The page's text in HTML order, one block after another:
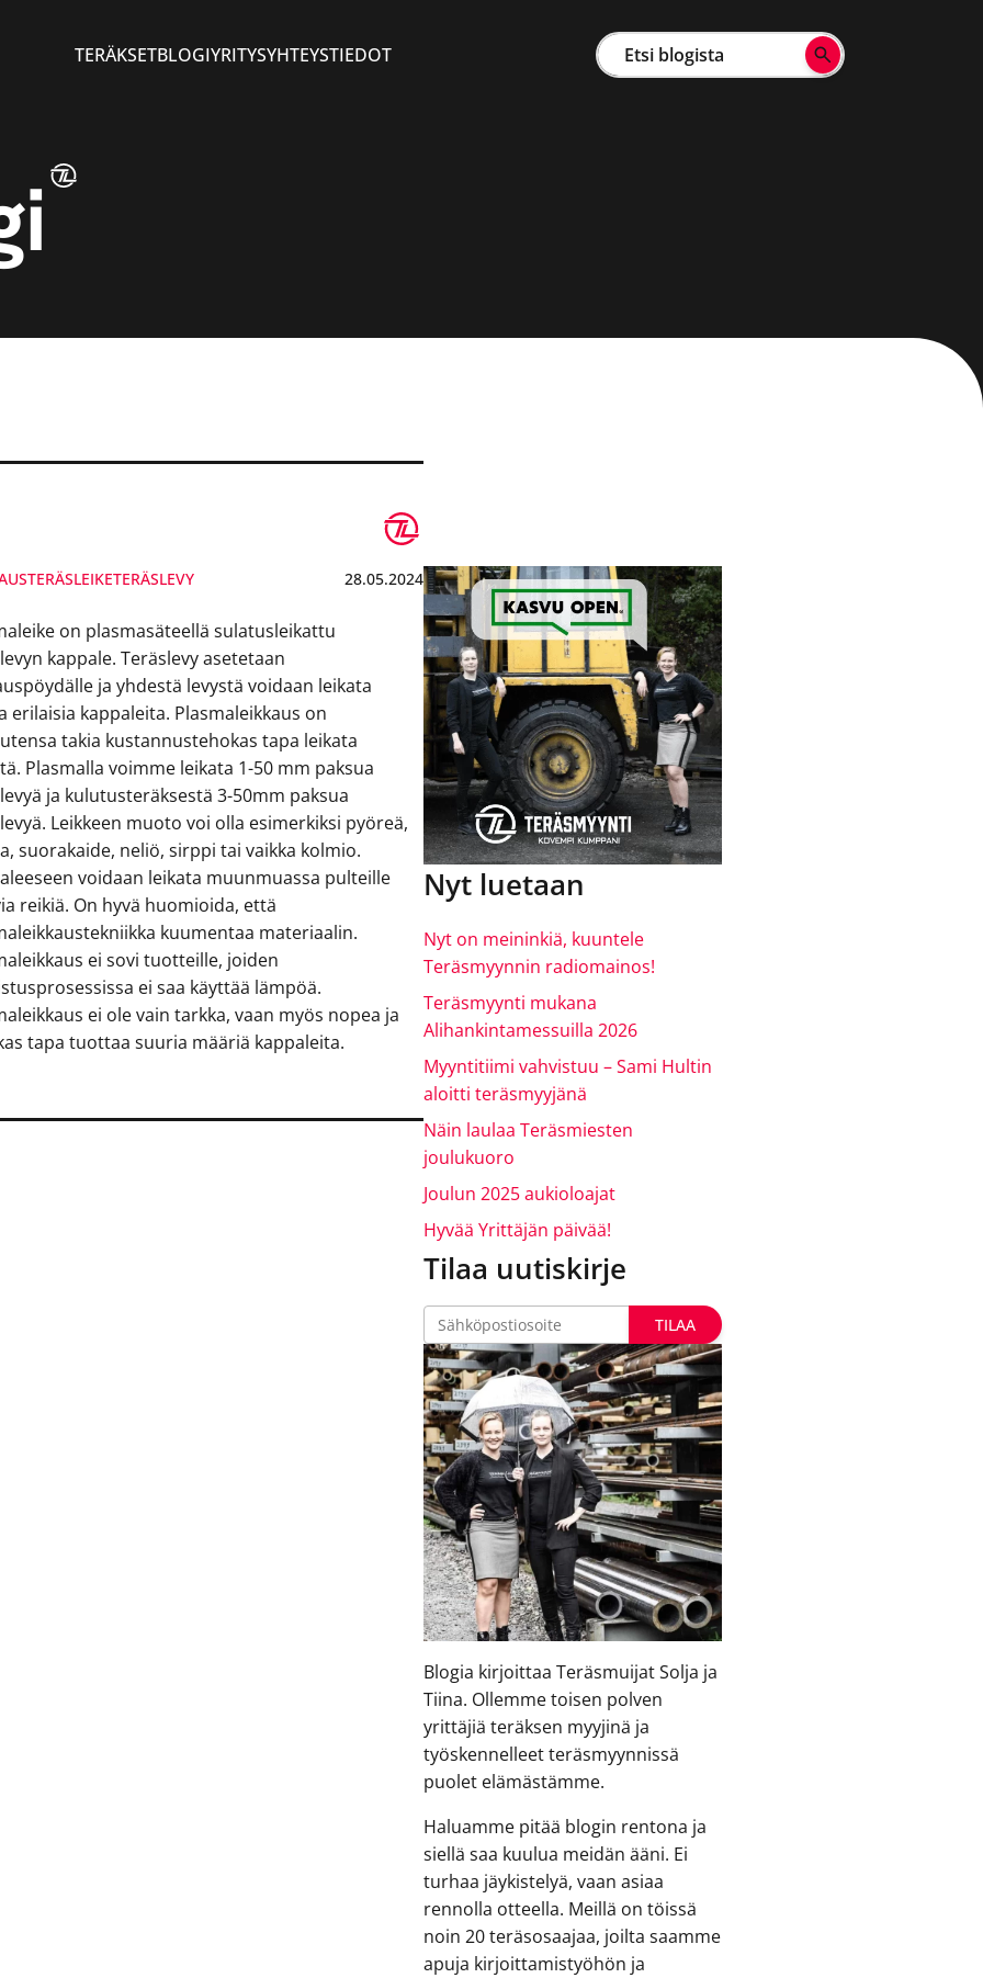
TERÄKSETBLOGIYRITYSYHTEYSTIEDOT
TERÄSLEIKETERÄSLEVY 28.05.2024
on plasmasäteellä sulatusleikattu
kappale. Teräslevy asetetaan
ja yhdestä levystä voidaan leikata
erilaisia kappaleita. Plasmaleikkaus on
takia kustannustehokas tapa leikata
Plasmalla voimme leikata 1-50 mm paksua
ja kulutusteräksestä 3-50mm paksua
Leikkeen muoto voi olla esimerkiksi pyöreä,
suorakaide, neliö, sirppi tai vaikka kolmio.
voidaan leikata muunmuassa pulteille
reikiä. On hyvä huomioida, että
kuumentaa materiaalin.
ei sovi tuotteille, joiden
ei saa käyttää lämpöä.
ei ole vain tarkka, vaan myös nopea ja
tapa tuottaa suuria määriä kappaleita.
Nyt luetaan
Nyt on meininkiä, kuuntele
Teräsmyynnin radiomainos!
Teräsmyynti mukana
Alihankintamessuilla 2026
Myyntitiimi vahvistuu – Sami Hultin
aloitti teräsmyyjänä
Näin laulaa Teräsmiesten
joulukuoro
Joulun 2025 aukioloajat
Hyvää Yrittäjän päivää!
Tilaa uutiskirje
Blogia kirjoittaa Teräsmuijat Solja ja
Tiina. Ollemme toisen polven
yrittäjiä teräksen myyjinä ja
työskennelleet teräsmyynnissä
puolet elämästämme.
Haluamme pitää blogin rentona ja
siellä saa kuulua meidän ääni. Ei
turhaa jäykistelyä, vaan asiaa
rennolla otteella. Meillä on töissä
noin 20 teräsosaajaa, joilta saamme
apuja kirjoittamistyöhön ja